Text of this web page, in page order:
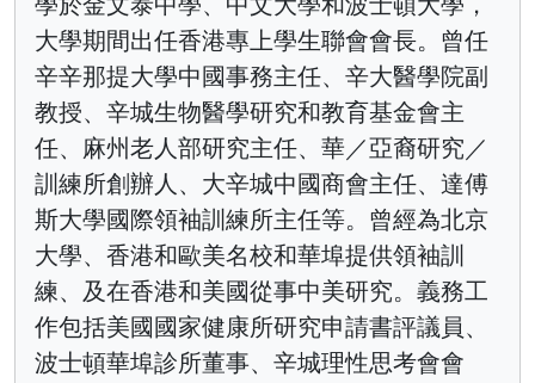
大學期間出任香港專上學生聯會會長。曾任
辛辛那提大學中國事務主任、辛大醫學院副
教授、辛城生物醫學研究和教育基金會主
任、麻州老人部研究主任、華／亞裔研究／
訓練所創辦人、大辛城中國商會主任、達傅
斯大學國際領袖訓練所主任等。曾經為北京
大學、香港和歐美名校和華埠提供領袖訓
練、及在香港和美國從事中美研究。義務工
作包括美國國家健康所研究申請書評議員、
波士頓華埠診所董事、辛城理性思考會會